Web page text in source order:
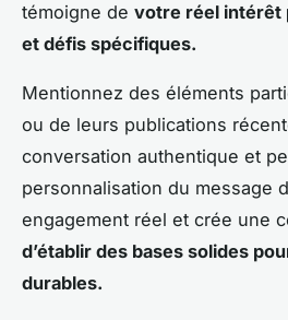
témoigne de votre réel intérêt
et défis spécifiques.
Mentionnez des éléments
ou de leurs publications
conversation authentique et
personnalisation du message
engagement réel et crée une
d’établir des bases solides
durables.